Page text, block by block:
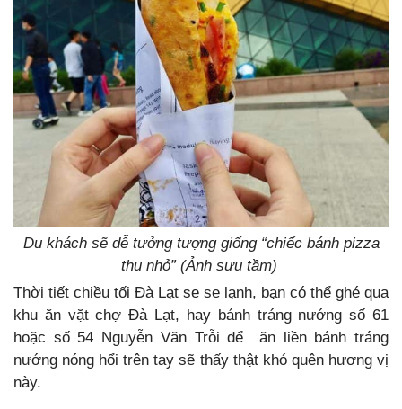
Du khách sẽ dễ tưởng tượng giống “chiếc bánh pizza
thu nhỏ” (Ảnh sưu tầm)
Thời tiết chiều tối Đà Lạt se se lạnh, bạn có thể ghé qua
khu ăn vặt chợ Đà Lạt, hay bánh tráng nướng số 61
hoặc số 54 Nguyễn Văn Trỗi để ăn liền bánh tráng
nướng nóng hổi trên tay sẽ thấy thật khó quên hương vị
này.